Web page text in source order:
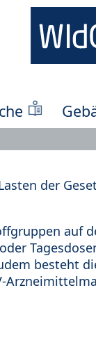
der
auf
besteht